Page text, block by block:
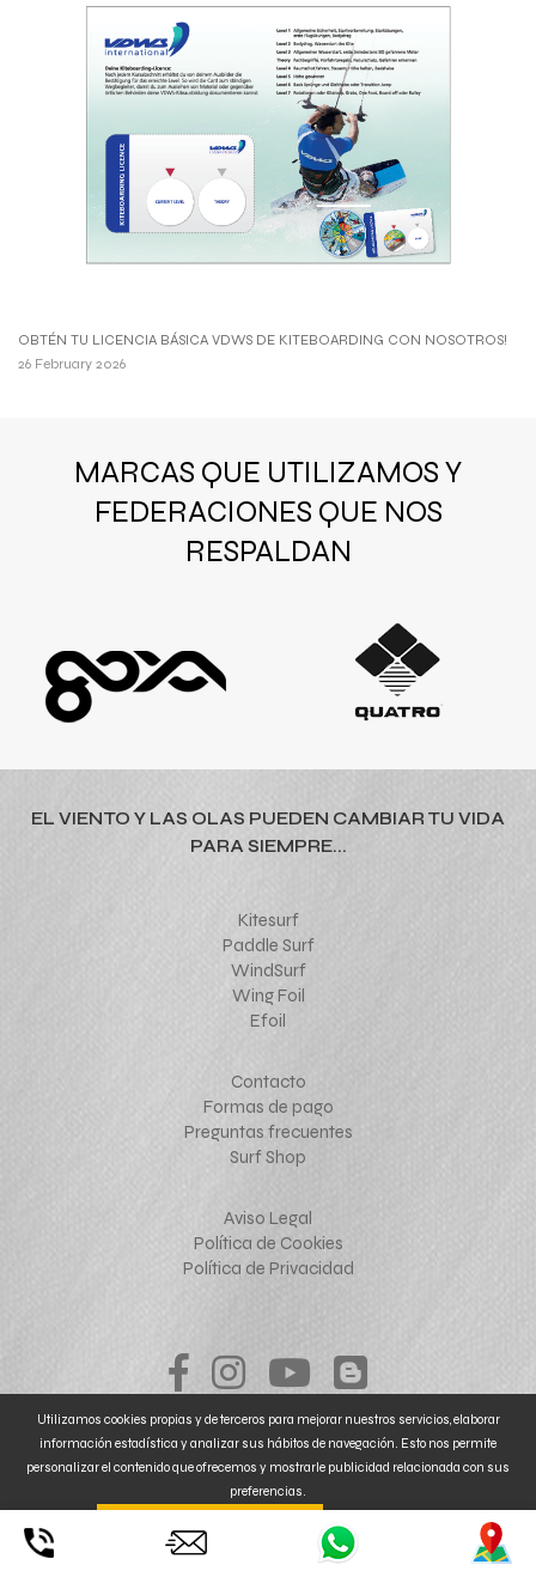
OBTÉN TU LICENCIA BÁSICA VDWS DE KITEBOARDING CON NOSOTROS!
26 February 2026
MARCAS QUE UTILIZAMOS Y
FEDERACIONES QUE NOS
RESPALDAN
EL VIENTO Y LAS OLAS PUEDEN CAMBIAR TU VIDA
PARA SIEMPRE...
Kitesurf
Paddle Surf
WindSurf
Wing Foil
Efoil
Contacto
Formas de pago
Preguntas frecuentes
Surf Shop
Aviso Legal
Política de Cookies
Política de Privacidad
© 2026 mallorcakiteboarding.com - Diseño web
Utilizamos cookies propias y de terceros para mejorar nuestros servicios, elaborar
información estadística y analizar sus hábitos de navegación. Esto nos permite
personalizar el contenido que ofrecemos y mostrarle publicidad relacionada con sus
preferencias.
CONFIGURAR o
RECHAZAR
la instalación de Cookies. Para MÁS INFORMACIÓN, pulse aquí.